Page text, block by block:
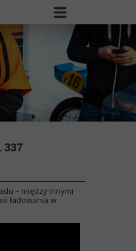
– między innymi
ładowania w